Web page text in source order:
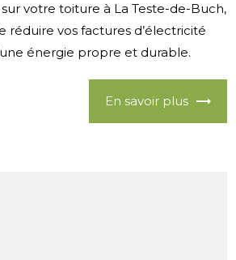
votre toiture à La Teste-de-Buch,
réduire vos factures d’électricité
énergie propre et durable.
En savoir plus